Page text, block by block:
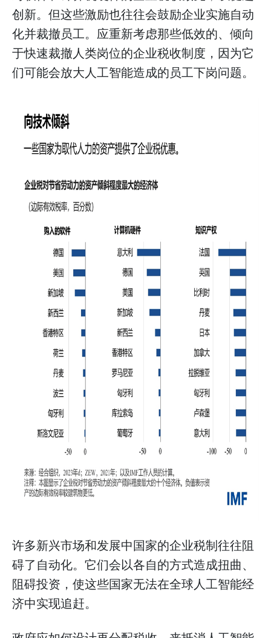
创新。但这些激励也往往会鼓励企业实施自动
化并裁撤员工。应重新考虑那些低效的、倾向
于快速裁撤人类岗位的企业税收制度，因为它
们可能会放大人工智能造成的员工下岗问题。
许多新兴市场和发展中国家的企业税制往往阻
碍了自动化。它们会以各自的方式造成扭曲、
阻碍投资，使这些国家无法在全球人工智能经
济中实现追赶。